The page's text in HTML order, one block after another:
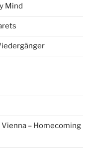
Mind
– Homecoming